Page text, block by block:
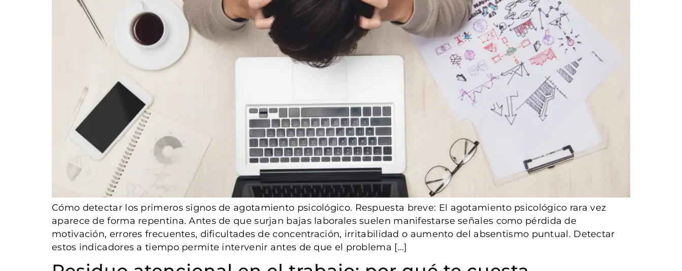
Cómo detectar los primeros signos de agotamiento psicológico. Respuesta breve: El agotamiento psicológico rara vez
aparece de forma repentina. Antes de que surjan bajas laborales suelen manifestarse señales como pérdida de
motivación, errores frecuentes, dificultades de concentración, irritabilidad o aumento del absentismo puntual. Detectar
estos indicadores a tiempo permite intervenir antes de que el problema […]